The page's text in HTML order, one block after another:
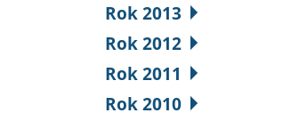
Rok 2013
Rok 2012
Rok 2011
Rok 2010